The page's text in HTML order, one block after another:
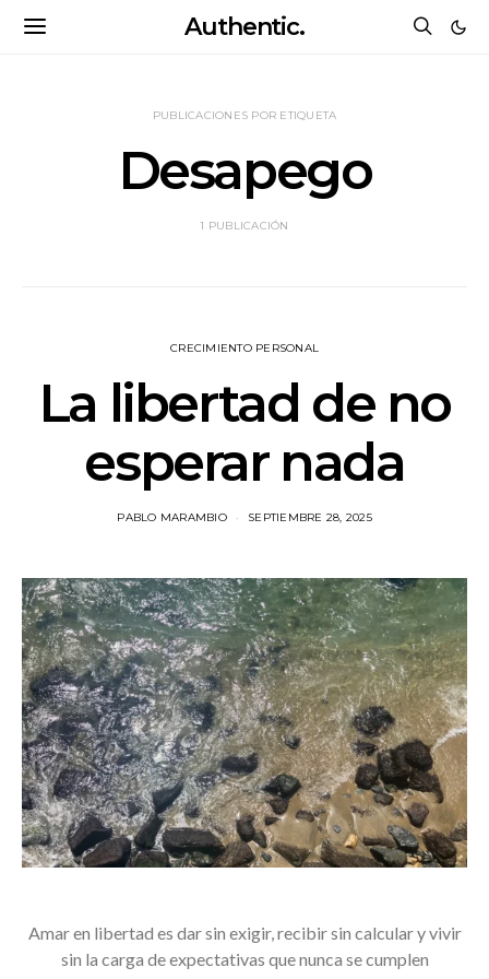
Authentic.
PUBLICACIONES POR ETIQUETA
Desapego
1 PUBLICACIÓN
CRECIMIENTO PERSONAL
La libertad de no
esperar nada
PABLO MARAMBIO SEPTIEMBRE 28, 2025
Amar en libertad es dar sin exigir, recibir sin calcular y vivir
sin la carga de expectativas que nunca se cumplen